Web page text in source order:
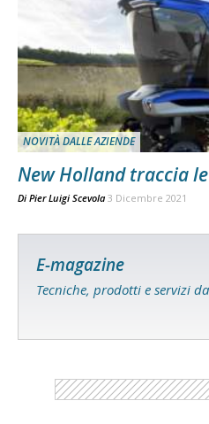
NOVITÀ DALLE AZIENDE
New Holland traccia
Di Pier Luigi Scevola 3 Dicembre 2021
E-magazine
Tecniche, prodotti e servizi